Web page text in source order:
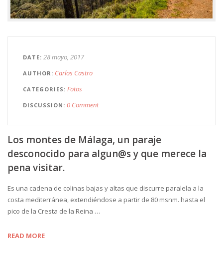
DATE 28 mayo, 2017
AUTHOR Carlos Castro
CATEGORIES Fotos
DISCUSSION 0 Comment
Los montes de Málaga, un paraje
desconocido para algun@s y que merece la
pena visitar.
Es una cadena de colinas bajas y altas que discurre paralela a la
costa mediterránea, extendiéndose a partir de 80 msnm. hasta el
pico de la Cresta de la Reina …
READ MORE